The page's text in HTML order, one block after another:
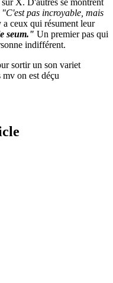
X. D'autres se montrent
"C'est pas incroyable, mais
ceux qui résument leur
seum." Un premier pas qui
indifférent.
sortir un son variet
on est déçu